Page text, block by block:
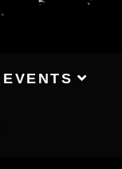
EVENTS